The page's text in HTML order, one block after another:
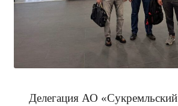
Делегация АО «Сукремльский